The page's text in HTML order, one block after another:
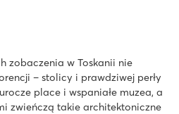
zobaczenia w Toskanii nie
– stolicy i prawdziwej perły
place i wspaniałe muzea, a
zwieńczą takie architektoniczne